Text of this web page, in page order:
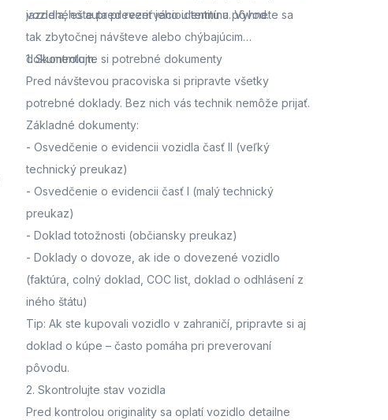
jazdeného auta preveriť jeho identitu a pôvod.
vozidla,ešte pred rezerváciou termínu. Vyhnete sa
tak zbytočnej návšteve alebo chýbajúcim
dokumentom.
1. Skontrolujte si potrebné dokumenty
Pred návštevou pracoviskasi pripravte všetky
potrebné doklady. Bez nich vás technik nemôže prijať.
Základné dokumenty:
-Osvedčenie o evidencii vozidla časť II (veľký
technický preukaz)
-Osvedčenie o evidencii časť I (malý technický
preukaz)
-Doklad totožnosti (občiansky preukaz)
-Doklady o dovoze, ak ide o dovezené vozidlo
(faktúra, colný doklad, COC list, doklad o odhlásení z
iného štátu)
Tip: Ak ste kupovali vozidlo v zahraničí, pripravte si aj
doklad o kúpe – často pomáha pri preverovaní
pôvodu.
2. Skontrolujte stav vozidla
Pred kontrolou originality sa oplatí vozidlo detailne